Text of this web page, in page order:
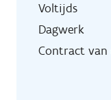
Voltijds
Dagwerk
Contract van